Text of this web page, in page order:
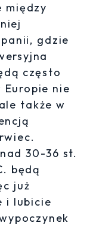
między
gdzie
często
nie
także w
30-36 st.
będą
już
i lubicie